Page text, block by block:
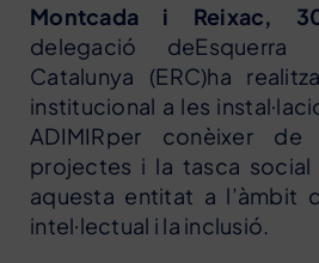
Montcada i Reixac,
delegació deEsquerra
Catalunya (ERC)ha
institucional a les
ADIMIRper conèixer
projectes i la tasca social
aquesta entitat a l’àmbit
intel·lectual i la inclusió.